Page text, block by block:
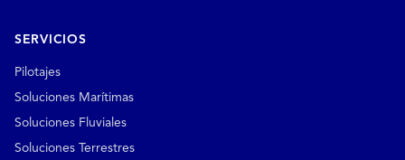
SERVICIOS
Pilotajes
Soluciones Marítimas
Soluciones Fluviales
Soluciones Terrestres